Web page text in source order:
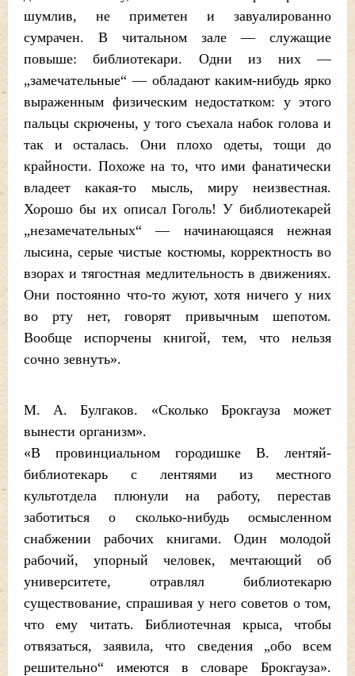
шумлив, не приметен и завуалированно
сумрачен. В читальном зале — служащие
повыше: библиотекари. Одни из них —
„замечательные“ — обладают каким-нибудь ярко
выраженным физическим недостатком: у этого
пальцы скрючены, у того съехала набок голова и
так и осталась. Они плохо одеты, тощи до
крайности. Похоже на то, что ими фанатически
владеет какая-то мысль, миру неизвестная.
Хорошо бы их описал Гоголь! У библиотекарей
„незамечательных“ — начинающаяся нежная
лысина, серые чистые костюмы, корректность во
взорах и тягостная медлительность в движениях.
Они постоянно что-то жуют, хотя ничего у них
во рту нет, говорят привычным шепотом.
Вообще испорчены книгой, тем, что нельзя
сочно зевнуть».
М. А. Булгаков. «Сколько Брокгауза может
вынести организм».
«В провинциальном городишке В. лентяй-
библиотекарь с лентяями из местного
культотдела плюнули на работу, перестав
заботиться о сколько-нибудь осмысленном
снабжении рабочих книгами. Один молодой
рабочий, упорный человек, мечтающий об
университете, отравлял библиотекарю
существование, спрашивая у него советов о том,
что ему читать. Библиотечная крыса, чтобы
отвязаться, заявила, что сведения „обо всем
решительно“ имеются в словаре Брокгауза».